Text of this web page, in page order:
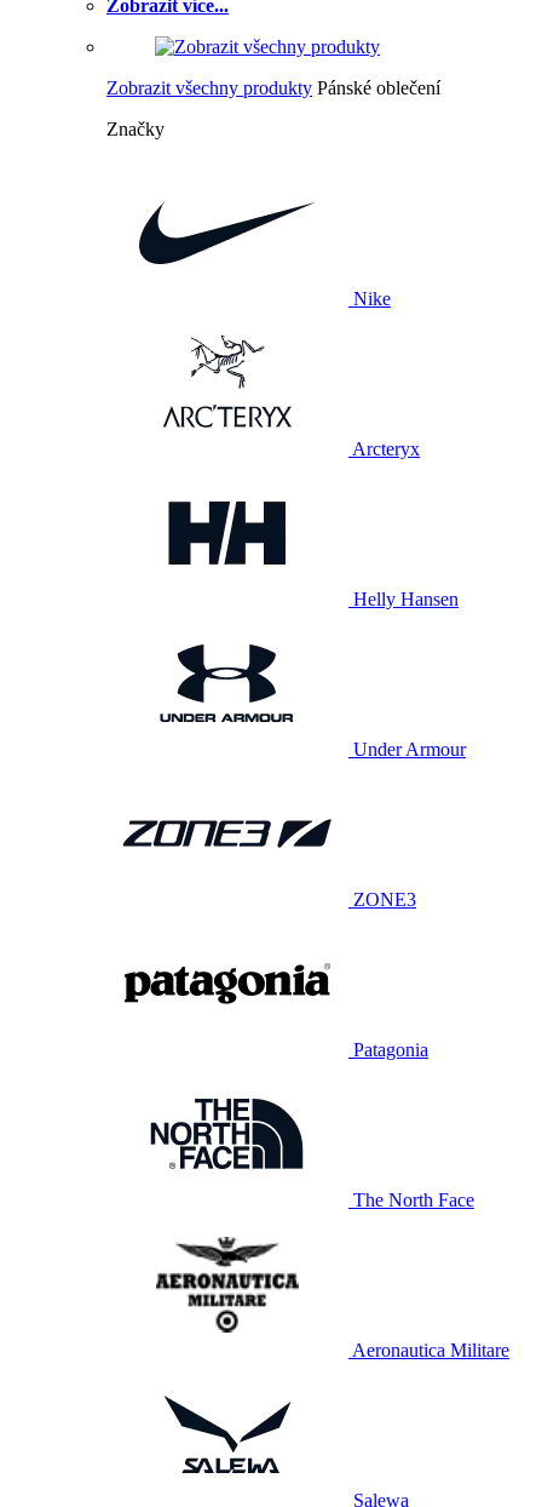
Zobrazit více...
Zobrazit všechny produkty Pánské oblečení
Značky
Nike
Arcteryx
Helly Hansen
Under Armour
ZONE3
Patagonia
The North Face
Aeronautica Militare
Salewa